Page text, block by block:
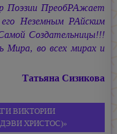
Поэзии ПреобРАжает
Неземным РАйским
Создательницы!!!
Мира, во всех мирах и
Татьяна Сизикова
ВИКТОРИИ
ХРИСТОС)»